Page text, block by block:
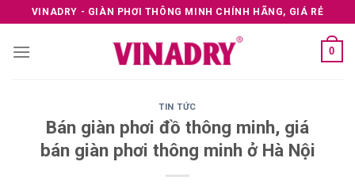
to
content
VINADRY - GIÀN PHƠI THÔNG MINH CHÍNH HÃNG, GIÁ RẺ
0
TIN TỨC
Bán giàn phơi đồ thông minh, giá
bán giàn phơi thông minh ở Hà Nội